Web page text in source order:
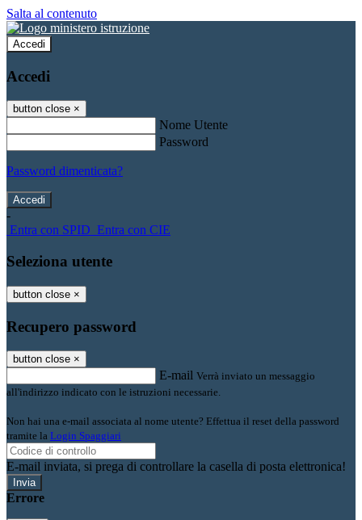
Salta al contenuto
Accedi
Accedi
button close ×
Nome Utente
Password
Password dimenticata?
-
Entra con SPID Entra con CIE
Seleziona utente
button close ×
Recupero password
button close ×
E-mail Verrà inviato un messaggio
all'indirizzo indicato con le istruzioni necessarie.
Non hai una e-mail associata al nome utente? Effettua il reset della password
tramite la Login Spaggiari
E-mail inviata, si prega di controllare la casella di posta elettronica!
Errore